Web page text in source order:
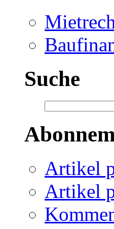
Suche
Artikel
Artikel